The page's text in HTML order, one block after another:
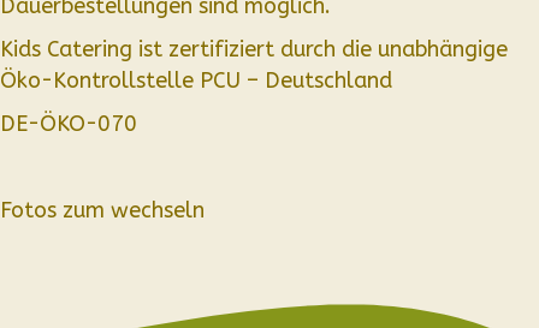
Dauerbestellungen sind möglich.
Kids Catering ist zertifiziert durch die unabhängige
Öko-Kontrollstelle PCU – Deutschland
DE-ÖKO-070
Fotos zum wechseln